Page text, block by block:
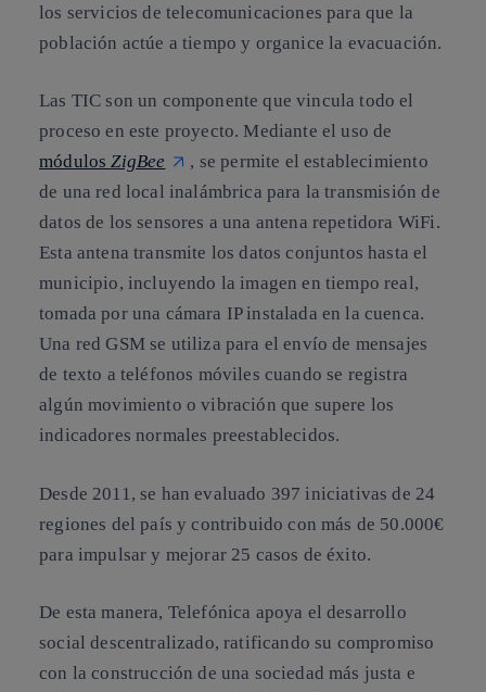
los servicios de telecomunicaciones para que la
población actúe a tiempo y organice la evacuación.
Las TIC son un componente que vincula todo el
proceso en este proyecto. Mediante el uso de
módulosZigBee
, se permite el establecimiento
de una red local inalámbrica para la transmisión de
datos de los sensores a una antena repetidora WiFi.
Esta antena transmite los datos conjuntos hasta el
municipio, incluyendo la imagen en tiempo real,
tomada por una cámara IP instalada en la cuenca.
Una red GSM se utiliza para el envío de mensajes
de texto a teléfonos móviles cuando se registra
algún movimiento o vibración que supere los
indicadores normales preestablecidos.
Desde 2011, se han evaluado 397 iniciativas de 24
regiones del país y contribuido con más de 50.000€
para impulsar y mejorar 25 casos de éxito.
De esta manera, Telefónica apoya el desarrollo
social descentralizado, ratificando su compromiso
con la construcción de una sociedad más justa e